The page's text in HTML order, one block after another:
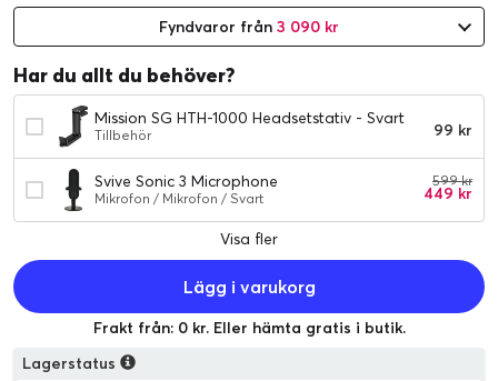
Fyndvaror från 3 090 kr
Har du allt du behöver?
Mission SG HTH-1000 Headsetstativ - Svart
Tillbehör 99 kr
Svive Sonic 3 Microphone
Mikrofon / Mikrofon / Svart 449 kr
599 kr
Visa fler
Lägg i varukorg
Frakt från: 0 kr. Eller hämta gratis i butik.
Lagerstatus